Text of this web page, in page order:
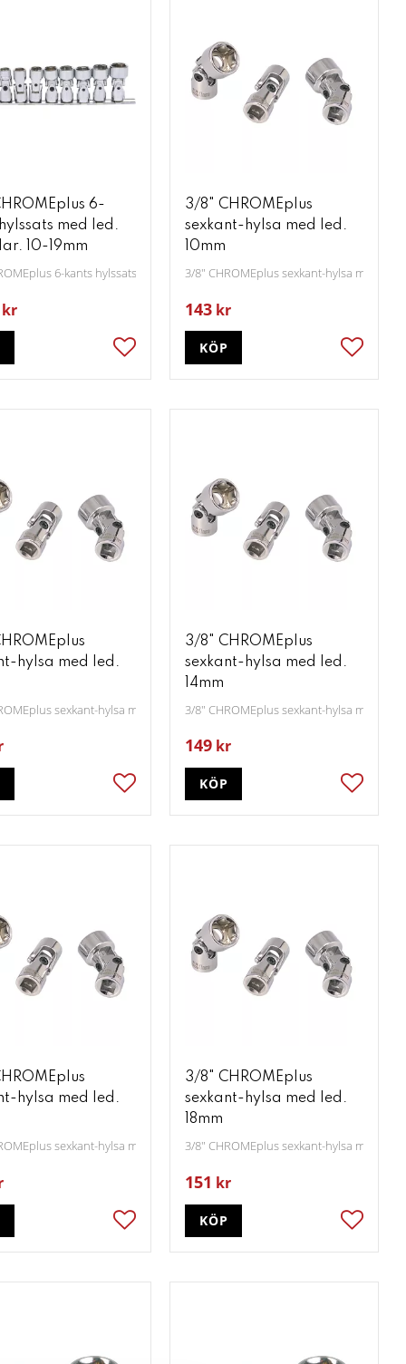
6-
med led.
10-19mm
6-kants hylssats med led. 10-delar. 10-19mm
kr
Lägg till i favoriter
3/8" CHROMEplus
sexkant-hylsa med led.
10mm
3/8" CHROMEplus sexkant-hylsa med led.
143 kr
Lägg
KÖP
hylsa med led.
sexkant-hylsa med led. 13mm
Lägg till i favoriter
3/8" CHROMEplus
sexkant-hylsa med led.
14mm
3/8" CHROMEplus sexkant-hylsa med led.
149 kr
Lägg
KÖP
hylsa med led.
sexkant-hylsa med led. 17mm
Lägg till i favoriter
3/8" CHROMEplus
sexkant-hylsa med led.
18mm
3/8" CHROMEplus sexkant-hylsa med led.
151 kr
Lägg
KÖP